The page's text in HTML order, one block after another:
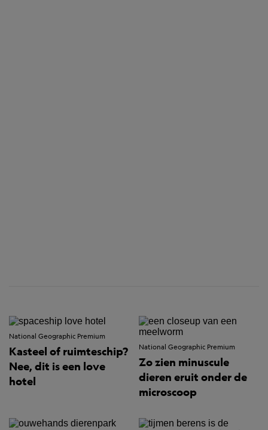
National Geographic Premium
Kasteel of ruimteschip?
Nee, dit is een love
hotel
National Geographic Premium
Zo zien minuscule
dieren eruit onder de
microscoop